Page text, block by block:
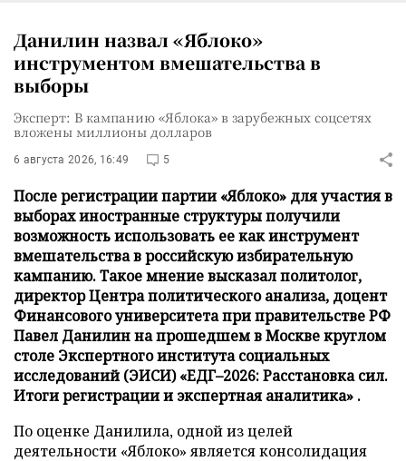
Данилин назвал «Яблоко»
инструментом вмешательства в
выборы
Эксперт: В кампанию «Яблока» в зарубежных соцсетях
вложены миллионы долларов
6 августа 2026, 16:49 5
После регистрации партии «Яблоко» для участия в
выборах иностранные структуры получили
возможность использовать ее как инструмент
вмешательства в российскую избирательную
кампанию. Такое мнение высказал политолог,
директор Центра политического анализа, доцент
Финансового университета при правительстве РФ
Павел Данилин на прошедшем в Москве круглом
столе Экспертного института социальных
исследований (ЭИСИ) «ЕДГ–2026: Расстановка сил.
Итоги регистрации и экспертная аналитика» .
По оценке Данилила, одной из целей
деятельности «Яблоко» является консолидация